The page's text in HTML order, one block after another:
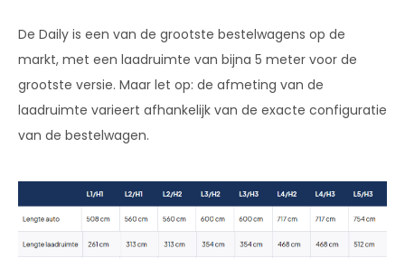
De Daily is een van de grootste bestelwagens op de
markt, met een laadruimte van bijna 5 meter voor de
grootste versie. Maar let op: de afmeting van de
laadruimte varieert afhankelijk van de exacte configuratie
van de bestelwagen.